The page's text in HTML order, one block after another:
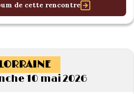
de cette rencontre
10 mai 2026